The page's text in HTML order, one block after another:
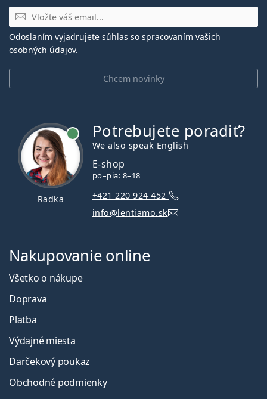
E-mail
Chcem novinky
Odoslaním vyjadrujete súhlas so spracovaním vašich
osobných údajov.
Radka
Potrebujete poradiť?
We also speak English
E-shop
po–pia: 8–18
+421 220 924 452
info@lentiamo.sk
Nakupovanie online
Všetko o nákupe
Doprava
Platba
Výdajné miesta
Darčekový poukaz
Obchodné podmienky